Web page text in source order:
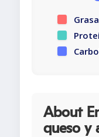
About
queso y